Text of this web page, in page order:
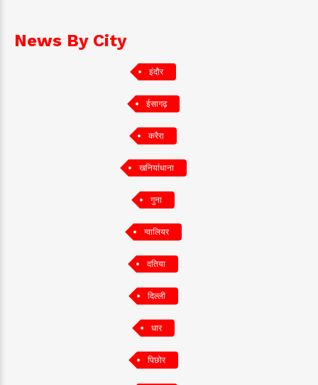
News By City
इंदौर
ईसागढ़
करैरा
खनियांधाना
गुना
ग्वालियर
दतिया
दिल्ली
धार
पिछोर